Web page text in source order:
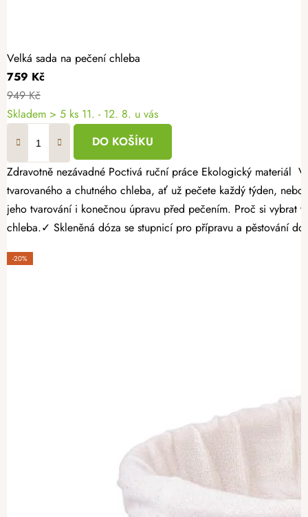
Velká sada na pečení chleba
759 Kč
949 Kč
Skladem > 5 ks 11. - 12. 8. u vás
DO KOŠÍKU
Zdravotně nezávadné Poctivá ruční práce Ekologický materiál Velká sada na pečení chleba je ideální volbou pro všechny milovníky domácího pečení. Obsahuje vše, co potřebujete k přípravě dokonale
tvarovaného a chutného chleba, ať už pečete každý týden,
jeho tvarování i konečnou úpravu před pečením. Proč si
chleba.✓ Skleněná dóza se stupnicí pro přípravu a pěstování
-20%